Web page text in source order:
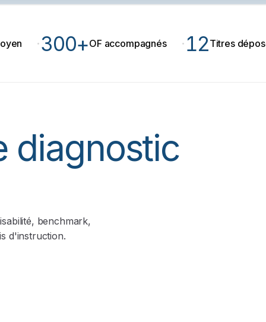
·300+OF accompagnés ·12 Titres déposés
diagnostic
benchmark,
d'instruction.